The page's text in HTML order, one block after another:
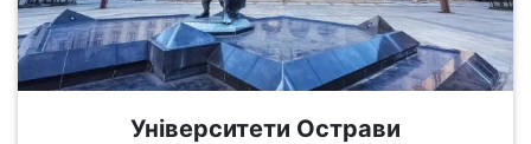
Університети Острави